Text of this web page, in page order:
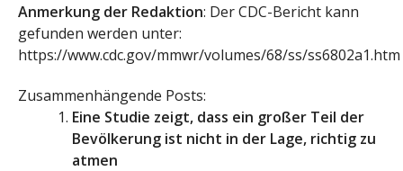
Anmerkung der Redaktion: Der CDC-Bericht kann
gefunden werden unter:
https://www.cdc.gov/mmwr/volumes/68/ss/ss6802a1.htm
Zusammenhängende Posts:
Eine Studie zeigt, dass ein großer Teil der
Bevölkerung ist nicht in der Lage, richtig zu
atmen